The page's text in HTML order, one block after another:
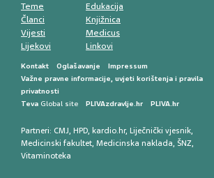
Teme
Članci
Vijesti
Lijekovi
Edukacija
Knjižnica
Medicus
Linkovi
Kontakt Oglašavanje
Impressum
Važne pravne informacije, uvjeti korištenja i pravila
privatnosti
Teva Global site PLIVAzdravlje.hr PLIVA.hr
Partneri: CMJ, HPD, kardio.hr, Liječnički vjesnik,
Medicinski fakultet, Medicinska naklada, ŠNZ,
Vitaminoteka